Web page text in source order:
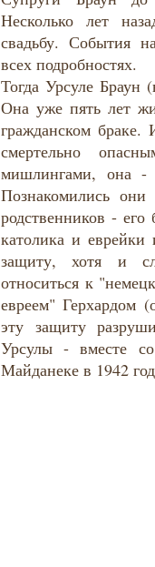
Несколько лет
свадьбу. События
всех подробностях.
Тогда Урсуле Браун
Она уже пять лет
гражданском
смертельно
мишлингами, она -
Познакомились
родственников -
католика и еврейки
защиту, хотя и
относиться к
евреем" Герхардом
эту защиту
Урсулы - вместе
Майданеке в 1942